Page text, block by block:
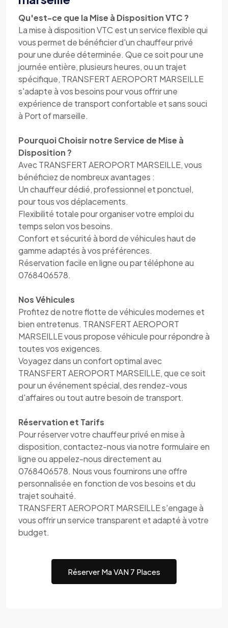
Qu'est-ce que la Mise à Disposition VTC ?
La mise à disposition VTC est un service flexible qui
vous permet de bénéficier d'un chauffeur privé
pour une durée déterminée. Que ce soit pour une
journée entière, plusieurs heures, ou un trajet
spécifique, TRANSFERT AEROPORT MARSEILLE
s'adapte à vos besoins pour vous offrir une
expérience de transport confortable et sans souci
à Port of marseille.
Pourquoi Choisir notre Service de Mise à
Disposition ?
Avec TRANSFERT AEROPORT MARSEILLE, vous
bénéficiez de nombreux avantages :
Un chauffeur dédié, professionnel et ponctuel,
pour tous vos déplacements.
Flexibilité totale pour organiser votre emploi du
temps selon vos besoins.
Confort et sécurité à bord de véhicules haut de
gamme adaptés à vos préférences.
Réservation facile en ligne ou par téléphone au
0768406578.
Nos Véhicules
Profitez de notre flotte de véhicules modernes et
bien entretenus. TRANSFERT AEROPORT
MARSEILLE vous propose véhicule pour répondre à
toutes vos exigences.
Voyagez dans un confort optimal avec
TRANSFERT AEROPORT MARSEILLE, que ce soit
pour un événement spécial, des rendez-vous
d'affaires ou tout autre besoin de transport.
Réservation et Tarifs
Pour réserver votre chauffeur privé en mise à
disposition, contactez-nous via notre formulaire en
ligne ou appelez-nous directement au
0768406578. Nous vous fournirons une offre
personnalisée en fonction de vos besoins et du
trajet souhaité.
TRANSFERT AEROPORT MARSEILLE s'engage à
vous offrir un service transparent et adapté à votre
budget.
Réserver Ma VAN 7 Places